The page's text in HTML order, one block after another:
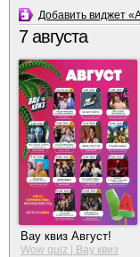
Добавить виджет
7 августа
Вау квиз Август!
Wow quiz | Вау квиз